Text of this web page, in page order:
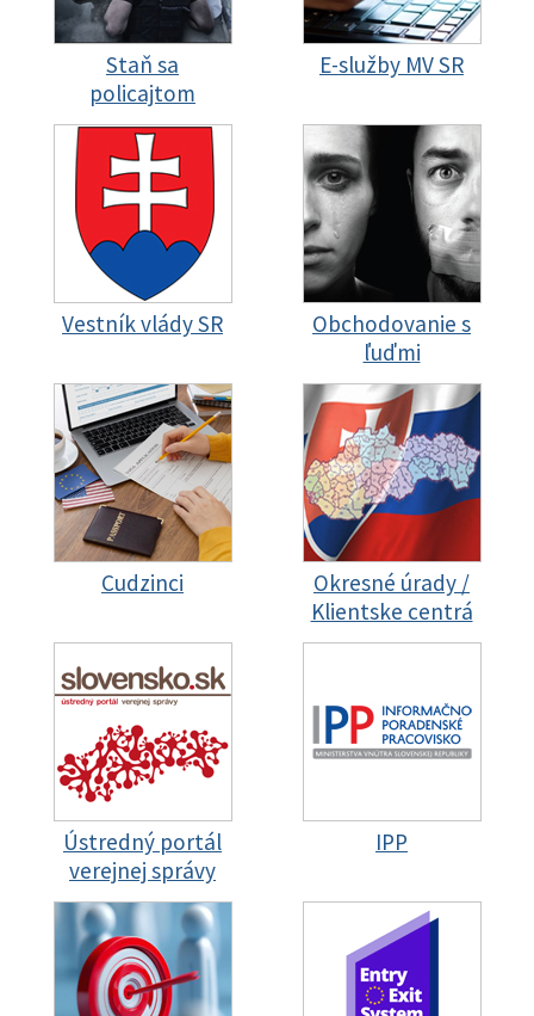
Staň sa
policajtom
E-služby MV SR
Vestník vlády SR
Obchodovanie s
ľuďmi
Cudzinci
Okresné úrady /
Klientske centrá
Ústredný portál
verejnej správy
IPP